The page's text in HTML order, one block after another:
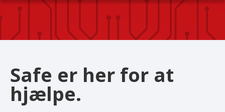
Safe er her for at
hjælpe.